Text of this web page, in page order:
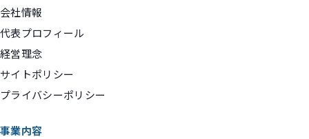
会社情報
代表プロフィール
経営理念
サイトポリシー
プライバシーポリシー
事業内容